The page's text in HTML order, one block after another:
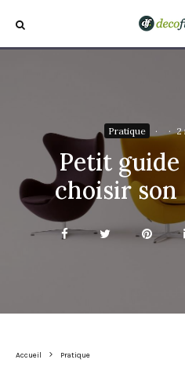
Pratique · · 2
Petit
choisir son
Accueil Pratique